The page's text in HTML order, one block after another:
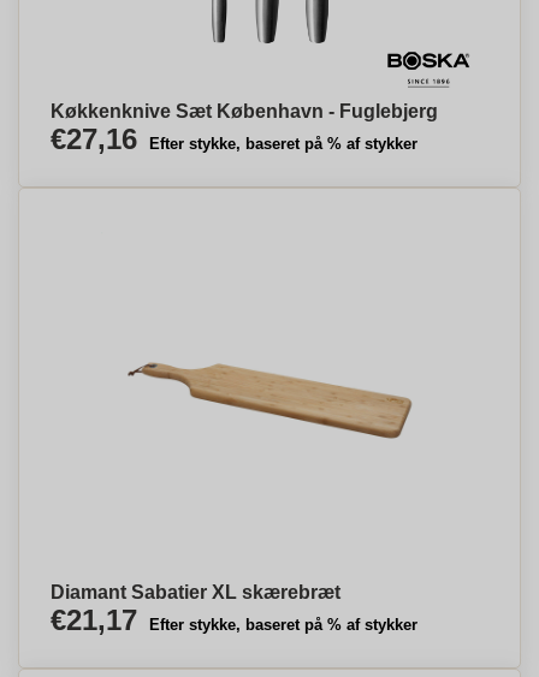
Køkkenknive Sæt København - Fuglebjerg
€27,16 Efter stykke, baseret på % af stykker
Diamant Sabatier XL skærebræt
€21,17 Efter stykke, baseret på % af stykker